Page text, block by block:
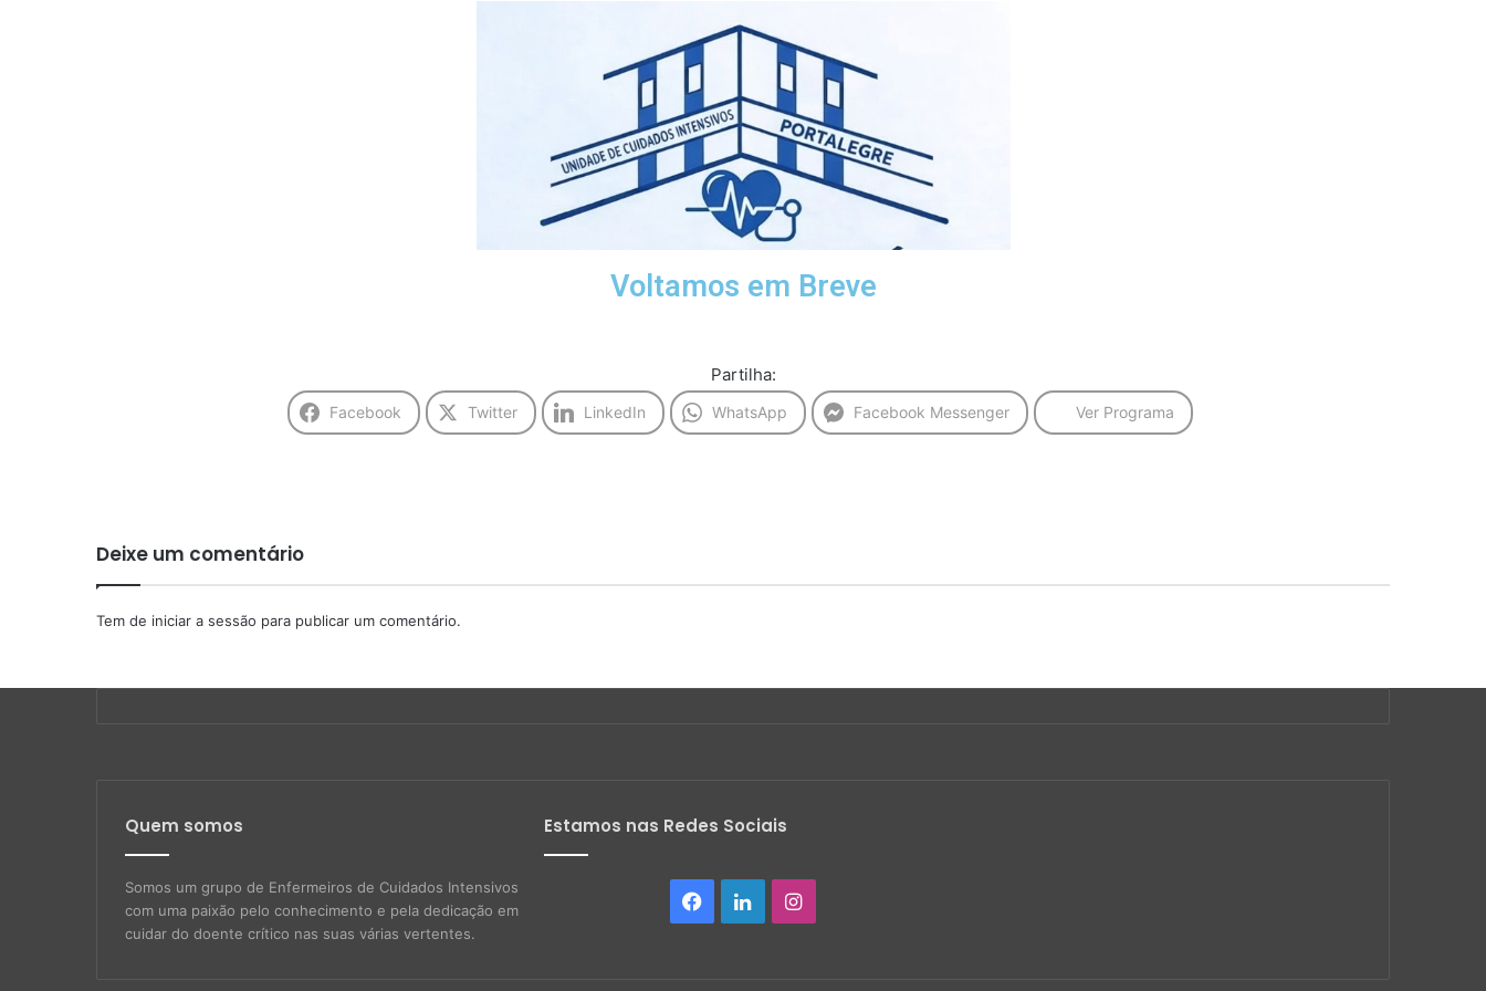
Voltamos em Breve
Partilha:
Facebook Twitter LinkedIn WhatsApp Facebook Messenger Ver Programa
Deixe um comentário
Tem de iniciar a sessão para publicar um comentário.
Quem somos
Somos um grupo de Enfermeiros de Cuidados Intensivos
com uma paixão pelo conhecimento e pela dedicação em
cuidar do doente crítico nas suas várias vertentes.
Estamos nas Redes Sociais